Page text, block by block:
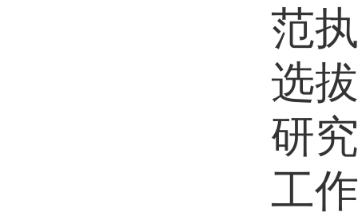
范
选
研
工